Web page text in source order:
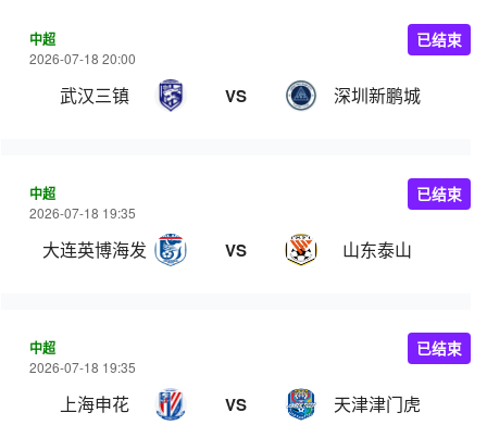
中超
2026-07-18 20:00
武汉三镇 VS 深圳新鹏城
已结束
中超
2026-07-18 19:35
大连英博海发 VS 山东泰山
已结束
中超
2026-07-18 19:35
上海申花 VS 天津津门虎
已结束